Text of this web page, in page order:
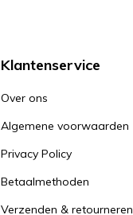
Klantenservice
Over ons
Algemene voorwaarden
Privacy Policy
Betaalmethoden
Verzenden & retourneren